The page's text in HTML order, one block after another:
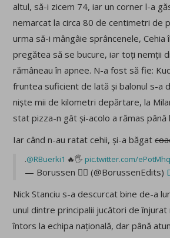
altul, să-i zicem 74, iar un corner l-a
nemarcat la circa 80 de centimetri de
urma să-i mângâie sprâncenele, Cehia
pregătea să se bucure, iar toți nemții
rămâneau în apnee. N-a fost să fie:
fruntea suficient de lată și balonul s-a
niște mii de kilometri depărtare, la
stat pizza-n gât și-acolo a rămas până
Iar când n-au ratat cehii, și-a băgat
.@RBuerki1 🔥🖐 pic.twitter.com/
— Borussen ✍🏼 (@BorussenEdits)
Nick Stanciu s-a descurcat bine de-a
unul dintre principalii jucători de
întors la echipa națională, dar până